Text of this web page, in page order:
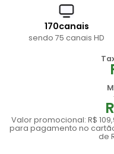
170canais
sendo 75 canais HD
Valor promocional: R$
para pagamento no
de